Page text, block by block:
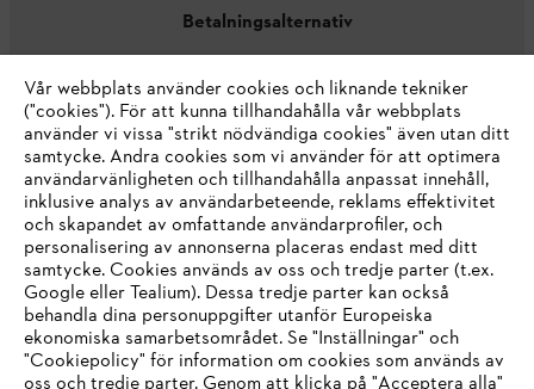
Betalningsalternativ
Företaget
STIHL FAQ
Vår webbplats använder cookies och liknande tekniker
("cookies"). För att kunna tillhandahålla vår webbplats
använder vi vissa "strikt nödvändiga cookies" även utan ditt
samtycke. Andra cookies som vi använder för att optimera
användarvänligheten och tillhandahålla anpassat innehåll,
inklusive analys av användarbeteende, reklams effektivitet
och skapandet av omfattande användarprofiler, och
personalisering av annonserna placeras endast med ditt
samtycke. Cookies används av oss och tredje parter (t.ex.
Google eller Tealium). Dessa tredje parter kan också
behandla dina personuppgifter utanför Europeiska
ekonomiska samarbetsområdet. Se "Inställningar" och
"Cookiepolicy" för information om cookies som används av